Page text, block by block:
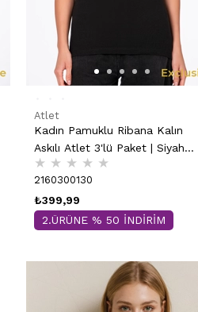
Atlet
Kadın Pamuklu Ribana Kalın
Askılı Atlet 3'lü Paket | Siyah
K0111
★ ★ ★ ★ ★
2160300130
₺399,99
2.ÜRÜNE % 50 İNDİRİM